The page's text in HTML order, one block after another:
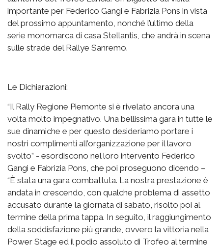
importante per Federico Gangi e Fabrizia Pons in vista
del prossimo appuntamento, nonché l’ultimo della
serie monomarca di casa Stellantis, che andrà in scena
sulle strade del Rallye Sanremo.
Le Dichiarazioni:
“Il Rally Regione Piemonte si è rivelato ancora una
volta molto impegnativo. Una bellissima gara in tutte le
sue dinamiche e per questo desideriamo portare i
nostri complimenti all’organizzazione per il lavoro
svolto” - esordiscono nel loro intervento Federico
Gangi e Fabrizia Pons, che poi proseguono dicendo –
“È stata una gara combattuta. La nostra prestazione è
andata in crescendo, con qualche problema di assetto
accusato durante la giornata di sabato, risolto poi al
termine della prima tappa. In seguito, il raggiungimento
della soddisfazione più grande, ovvero la vittoria nella
Power Stage ed il podio assoluto di Trofeo al termine